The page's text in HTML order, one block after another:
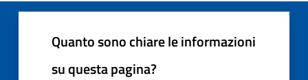
Quanto sono chiare le informazioni
su questa pagina?